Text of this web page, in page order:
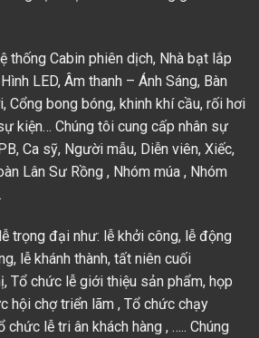
thống Cabin phiên dịch, Nhà bạt lắp
LED, Âm thanh – Ánh Sáng, Bàn
Cổng bong bóng, khinh khí cầu, rối hơi
kiện… Chúng tôi cung cấp nhân sự
Ca sỹ, Người mẫu, Diễn viên, Xiếc,
Lân Sư Rồng , Nhóm múa , Nhóm
trọng đại như: lễ khởi công, lễ động
lễ khánh thành, tất niên cuối
, Tổ chức lễ giới thiệu sản phẩm, họp
hội chợ triển lãm , Tổ chức chạy
chức lễ tri ân khách hàng , ….. Chúng